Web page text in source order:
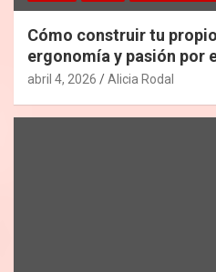
Cómo construir tu
ergonomía y pasión por
abril 4, 2026 Alicia Rodal